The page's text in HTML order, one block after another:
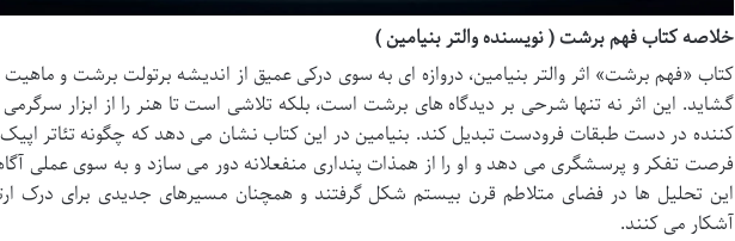
خلاصه کتاب فهم برشت ( نویسنده والتر بنیامین )
کتاب «فهم برشت» اثر والتر بنیامین، دروازه ای به سوی درکی عمیق از اندیشه برتولت برشت و ماهیت
گشاید. این اثر نه تنها شرحی بر دیدگاه های برشت است، بلکه تلاشی است تا هنر را از ابزار
کننده در دست طبقات فرودست تبدیل کند. بنیامین در این کتاب نشان می دهد که چگونه تئاتر
فرصت تفکر و پرسشگری می دهد و او را از همذات پنداری منفعلانه دور می سازد و به سوی عملی
این تحلیل ها در فضای متلاطم قرن بیستم شکل گرفتند و همچنان مسیرهای جدیدی برای درک
آشکار می کنند.